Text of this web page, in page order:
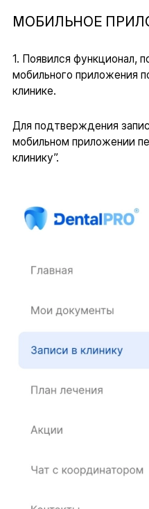
МОБИЛЬНОЕ
1. Появился функционал,
мобильного приложения
клинике.
Для подтверждения
мобильном приложении
клинику”.